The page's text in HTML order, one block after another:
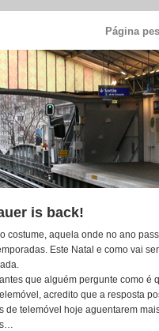
Página
is back!
costume, aquela onde no ano
Este Natal e como vai
que alguém pergunte como é
acredito que a resposta
de telemóvel hoje aguentarem